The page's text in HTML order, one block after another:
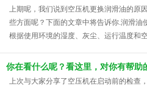
上期呢，我们说到空压机更换润滑油的原
些方面呢？下面的文章中将告诉你.润滑油
根据使用环境的湿度、灰尘、运行温度和
你在看什么呢？看这里，对你有帮助
上次与大家分享了空压机在启动前的检查